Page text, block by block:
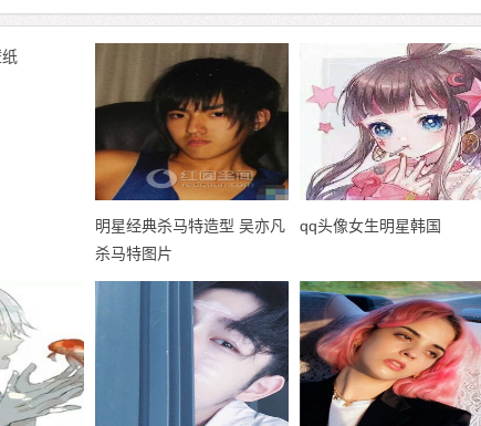
明星经典杀马特造型 吴亦凡
杀马特图片
qq头像女生明星韩国